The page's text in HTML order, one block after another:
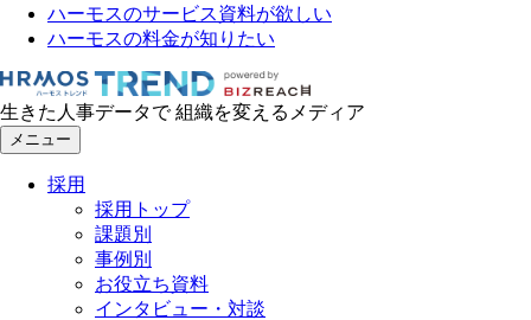
ハーモスのサービス資料が欲しい
ハーモスの料金が知りたい
生きた人事データで 組織を変えるメディア
メニュー
採用
採用トップ
課題別
事例別
お役立ち資料
インタビュー・対談